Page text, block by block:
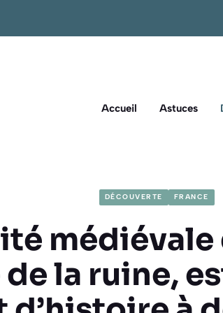
Accueil Astuces
DÉCOUVERTE FRANCE
médiévale
de la ruine,